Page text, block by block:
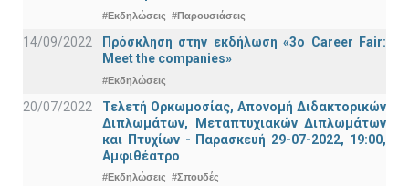
#Εκδηλώσεις #Παρουσιάσεις
14/09/2022
Πρόσκληση στην εκδήλωση «3ο Career Fair:
Meet the companies»
#Εκδηλώσεις
20/07/2022
Τελετή Ορκωμοσίας, Απονομή Διδακτορικών
Διπλωμάτων, Μεταπτυχιακών Διπλωμάτων
και Πτυχίων - Παρασκευή 29-07-2022, 19:00,
Αμφιθέατρο
#Εκδηλώσεις #Σπουδές